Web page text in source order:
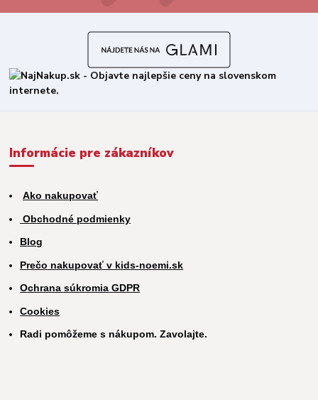
Informácie pre zákazníkov
Ako nakupovať
Obchodné podmienky
Blog
Prečo nakupovať v kids-noemi.sk
Ochrana súkromia GDPR
Cookies
Radi pomôžeme s nákupom. Zavolajte.